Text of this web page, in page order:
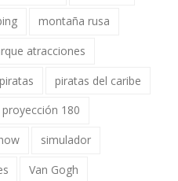
montaña rusa
atracciones
piratas
piratas del caribe
proyección 180
simulador
Van Gogh